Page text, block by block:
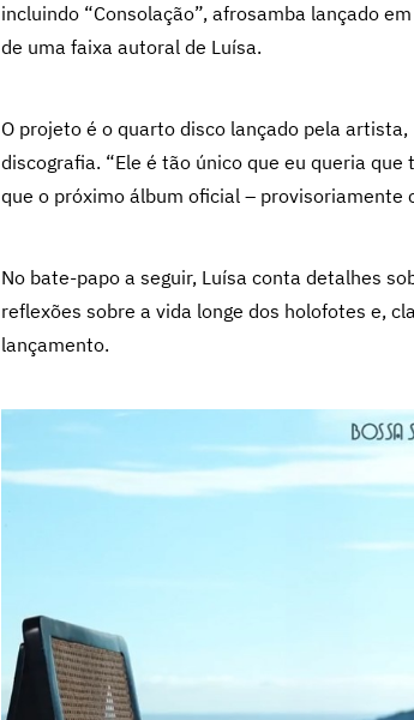
incluindo “Consolação”, afrosamba lançado
de uma faixa autoral de Luísa.
O projeto é o quarto disco lançado pela
discografia. “Ele é tão único que eu queria
que o próximo álbum oficial – provisoriamente
No bate-papo a seguir, Luísa conta detalhes
reflexões sobre a vida longe dos holofotes e,
lançamento.